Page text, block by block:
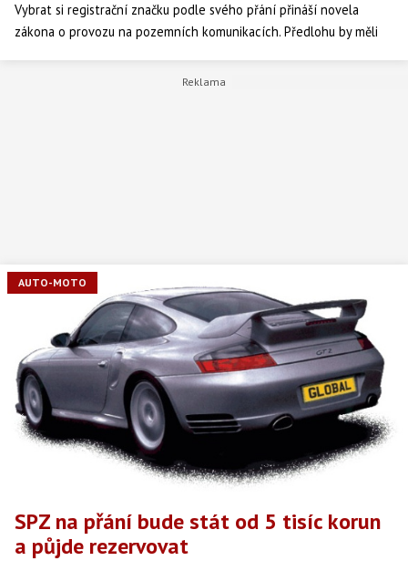
Vybrat si registrační značku podle svého přání přináší novela
zákona o provozu na pozemních komunikacích. Předlohu by měli
AUTO-MOTO
SPZ na přání bude stát od 5 tisíc korun
a půjde rezervovat